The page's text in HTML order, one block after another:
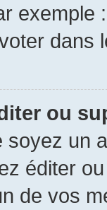
exemple
dans
ou
soyez un
éditer
de vos